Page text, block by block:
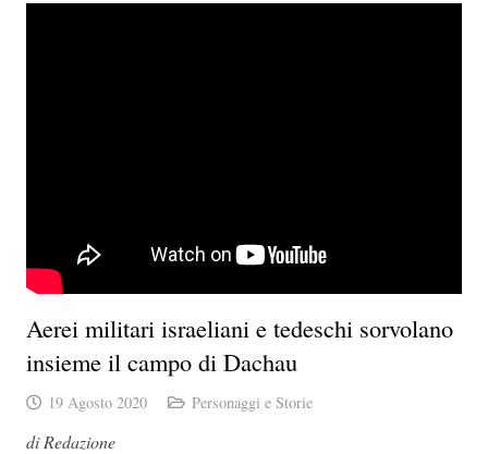
Aerei militari israeliani e tedeschi sorvolano
insieme il campo di Dachau
19 Agosto 2020 Personaggi e Storie
di Redazione